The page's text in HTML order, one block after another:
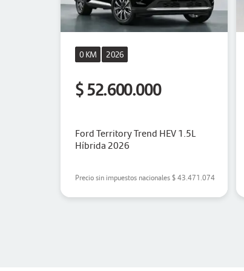
0 KM 2026
$ 52.600.000
Ford Territory Trend HEV 1.5L
Híbrida 2026
Precio sin impuestos nacionales$ 43.471.074